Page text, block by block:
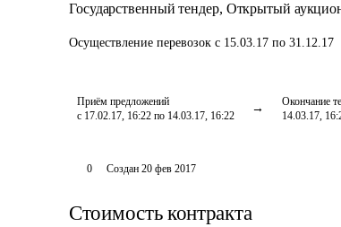
Государственный тендер, Открытый
Осуществление перевозок с 15.03.17 по 31.12.17
Приём предложений
с 17.02.17, 16:22 по 14.03.17, 16:22
Окончание
14.03.17,
0 Создан 20 фев 2017
Стоимость контракта